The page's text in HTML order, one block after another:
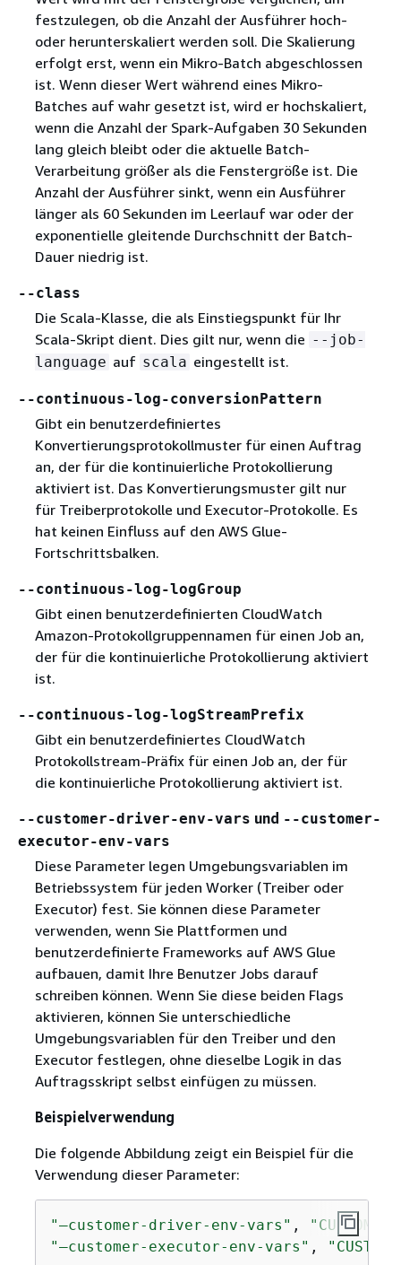
festzulegen, ob die Anzahl der Ausführer hoch-
oder herunterskaliert werden soll. Die Skalierung
erfolgt erst, wenn ein Mikro-Batch abgeschlossen
ist. Wenn dieser Wert während eines Mikro-
Batches auf wahr gesetzt ist, wird er hochskaliert,
wenn die Anzahl der Spark-Aufgaben 30 Sekunden
lang gleich bleibt oder die aktuelle Batch-
Verarbeitung größer als die Fenstergröße ist. Die
Anzahl der Ausführer sinkt, wenn ein Ausführer
länger als 60 Sekunden im Leerlauf war oder der
exponentielle gleitende Durchschnitt der Batch-
Dauer niedrig ist.
--class
Die Scala-Klasse, die als Einstiegspunkt für Ihr
Scala-Skript dient. Dies gilt nur, wenn die --job-
language auf scala eingestellt ist.
--continuous-log-conversionPattern
Gibt ein benutzerdefiniertes
Konvertierungsprotokollmuster für einen Auftrag
an, der für die kontinuierliche Protokollierung
aktiviert ist. Das Konvertierungsmuster gilt nur
für Treiberprotokolle und Executor-Protokolle. Es
hat keinen Einfluss auf den AWS Glue-
Fortschrittsbalken.
--continuous-log-logGroup
Gibt einen benutzerdefinierten CloudWatch
Amazon-Protokollgruppennamen für einen Job an,
der für die kontinuierliche Protokollierung aktiviert
ist.
--continuous-log-logStreamPrefix
Gibt ein benutzerdefiniertes CloudWatch
Protokollstream-Präfix für einen Job an, der für
die kontinuierliche Protokollierung aktiviert ist.
--customer-driver-env-vars und --customer-
executor-env-vars
Diese Parameter legen Umgebungsvariablen im
Betriebssystem für jeden Worker (Treiber oder
Executor) fest. Sie können diese Parameter
verwenden, wenn Sie Plattformen und
benutzerdefinierte Frameworks auf AWS Glue
aufbauen, damit Ihre Benutzer Jobs darauf
schreiben können. Wenn Sie diese beiden Flags
aktivieren, können Sie unterschiedliche
Umgebungsvariablen für den Treiber und den
Executor festlegen, ohne dieselbe Logik in das
Auftragsskript selbst einfügen zu müssen.
Beispielverwendung
Die folgende Abbildung zeigt ein Beispiel für die
Verwendung dieser Parameter:
"—customer-driver-env-vars" ,
"—customer-executor-env-vars" ,